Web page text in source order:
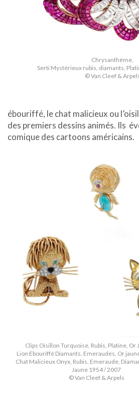
Chrysanthème,
Serti Mystérieux rubis, diamants,
© Van Cleef &
ébouriffé, le chat malicieux ou
des premiers dessins animés. Ils
comique des cartoons américains.
Clips Oisillon Turquoise, Rubis, Platine, Or
Lion Ebouriffé Diamants, Emeraudes, Or
Chat Malicieux Onyx, Rubis, Emeraude,
Jaune 1954 / 2007
© Van Cleef & Arpels